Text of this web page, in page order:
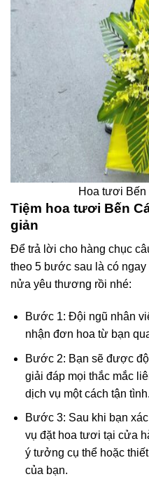
Hoa tươi Bến
Tiệm hoa tươi Bến
giản
Để trả lời cho hàng chục
theo 5 bước sau là có
nửa yêu thương rồi nhé:
Bước 1: Đội ngũ nhân
nhận đơn hoa từ bạn
Bước 2: Bạn sẽ được
giải đáp mọi thắc mắc
dịch vụ một cách tận tình.
Bước 3: Sau khi bạn
vụ đặt hoa tươi tại cửa
ý tưởng cụ thể hoặc
của bạn.